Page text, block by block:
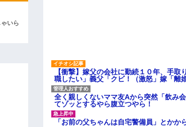
を制限速度で走った結果
【衝撃】嫁父の会社に勤続１０年、手
職したい」義父「クビ！（激怒」嫁「離
全く親しくないママ友Aから突然「飲み
てゾッとするやら腹立つやら！
「お前の父ちゃんは自宅警備員」とか
いら